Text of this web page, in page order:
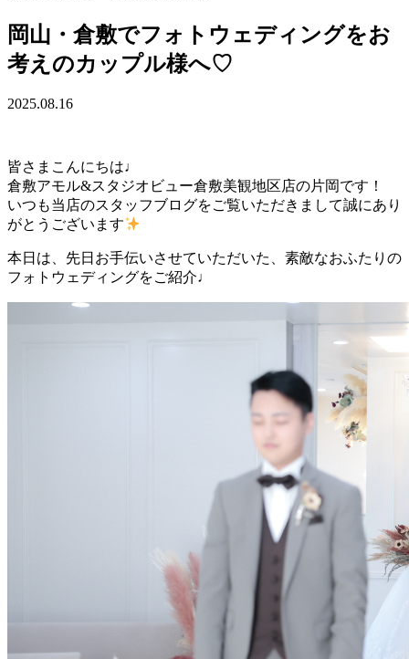
岡山・倉敷でフォトウェディングをお
考えのカップル様へ♡
2025.08.16
皆さまこんにちは♩
倉敷アモル&スタジオビュー倉敷美観地区店の片岡です！
いつも当店のスタッフブログをご覧いただきまして誠にあり
がとうございます
本日は、先日お手伝いさせていただいた、素敵なおふたりの
フォトウェディングをご紹介♩